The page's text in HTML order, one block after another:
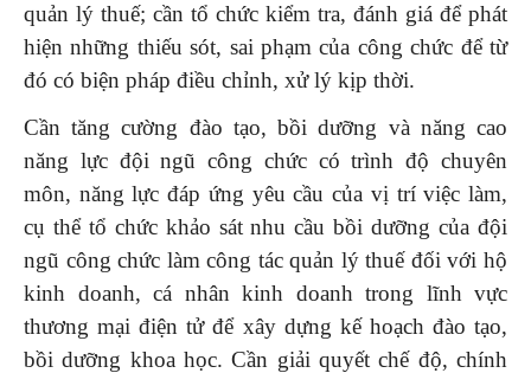
quản lý thuế; cần tổ chức kiểm tra, đánh giá để phát
hiện những thiếu sót, sai phạm của công chức để từ
đó có biện pháp điều chỉnh, xử lý kịp thời.
Cần tăng cường đào tạo, bồi dưỡng và năng cao
năng lực đội ngũ công chức có trình độ chuyên
môn, năng lực đáp ứng yêu cầu của vị trí việc làm,
cụ thể tổ chức khảo sát nhu cầu bồi dưỡng của đội
ngũ công chức làm công tác quản lý thuế đối với hộ
kinh doanh, cá nhân kinh doanh trong lĩnh vực
thương mại điện tử để xây dựng kế hoạch đào tạo,
bồi dưỡng khoa học. Cần giải quyết chế độ, chính